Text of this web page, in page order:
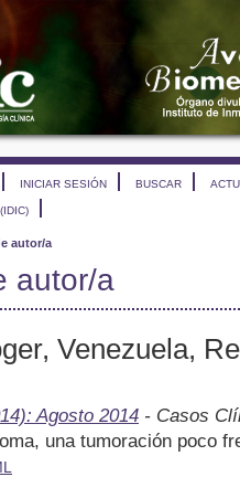
INICIAR SESIÓN BUSCAR
autor/a
autor/a
Venezuela,
Agosto 2014 - Casos
una tumoración poco